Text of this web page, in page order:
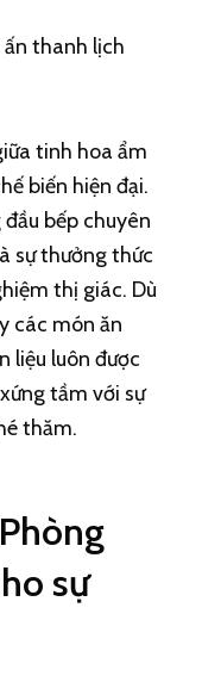
tinh hoa ẩm
biến hiện đại.
bếp chuyên
sự thưởng thức
thị giác. Dù
các món ăn
liệu luôn được
tầm với sự
thăm.
sự